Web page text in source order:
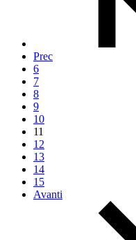
Prec
6
7
8
9
10
11
12
13
14
15
Avanti